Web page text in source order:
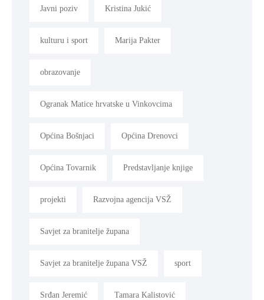
Javni poziv Kristina Jukić
kulturu i sport Marija Pakter
obrazovanje
Ogranak Matice hrvatske u Vinkovcima
Općina Bošnjaci Općina Drenovci
Općina Tovarnik Predstavljanje knjige
projekti Razvojna agencija VSŽ
Savjet za branitelje župana
Savjet za branitelje župana VSŽ sport
Srđan Jeremić Tamara Kalistović